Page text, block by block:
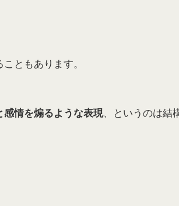
ともあります。
感情を煽るような表現、というのは結